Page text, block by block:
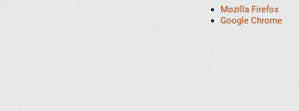
Mozilla Firefox
Google Chrome